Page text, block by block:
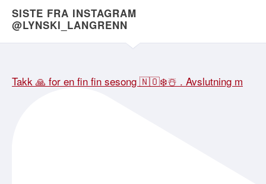
SISTE FRA INSTAGRAM
@LYNSKI_LANGRENN
Takk 🙏 for en fin fin sesong 🇳🇴❄️☃️ . Avslutning m